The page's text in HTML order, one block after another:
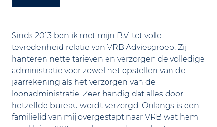
Sinds 2013 ben ik met mijn B.V. tot volle
tevredenheid relatie van VRB Adviesgroep. Zij
hanteren nette tarieven en verzorgen de volledige
administratie voor zowel het opstellen van de
jaarrekening als het verzorgen van de
loonadministratie. Zeer handig dat alles door
hetzelfde bureau wordt verzorgd. Onlangs is een
familielid van mij overgestapt naar VRB wat hem